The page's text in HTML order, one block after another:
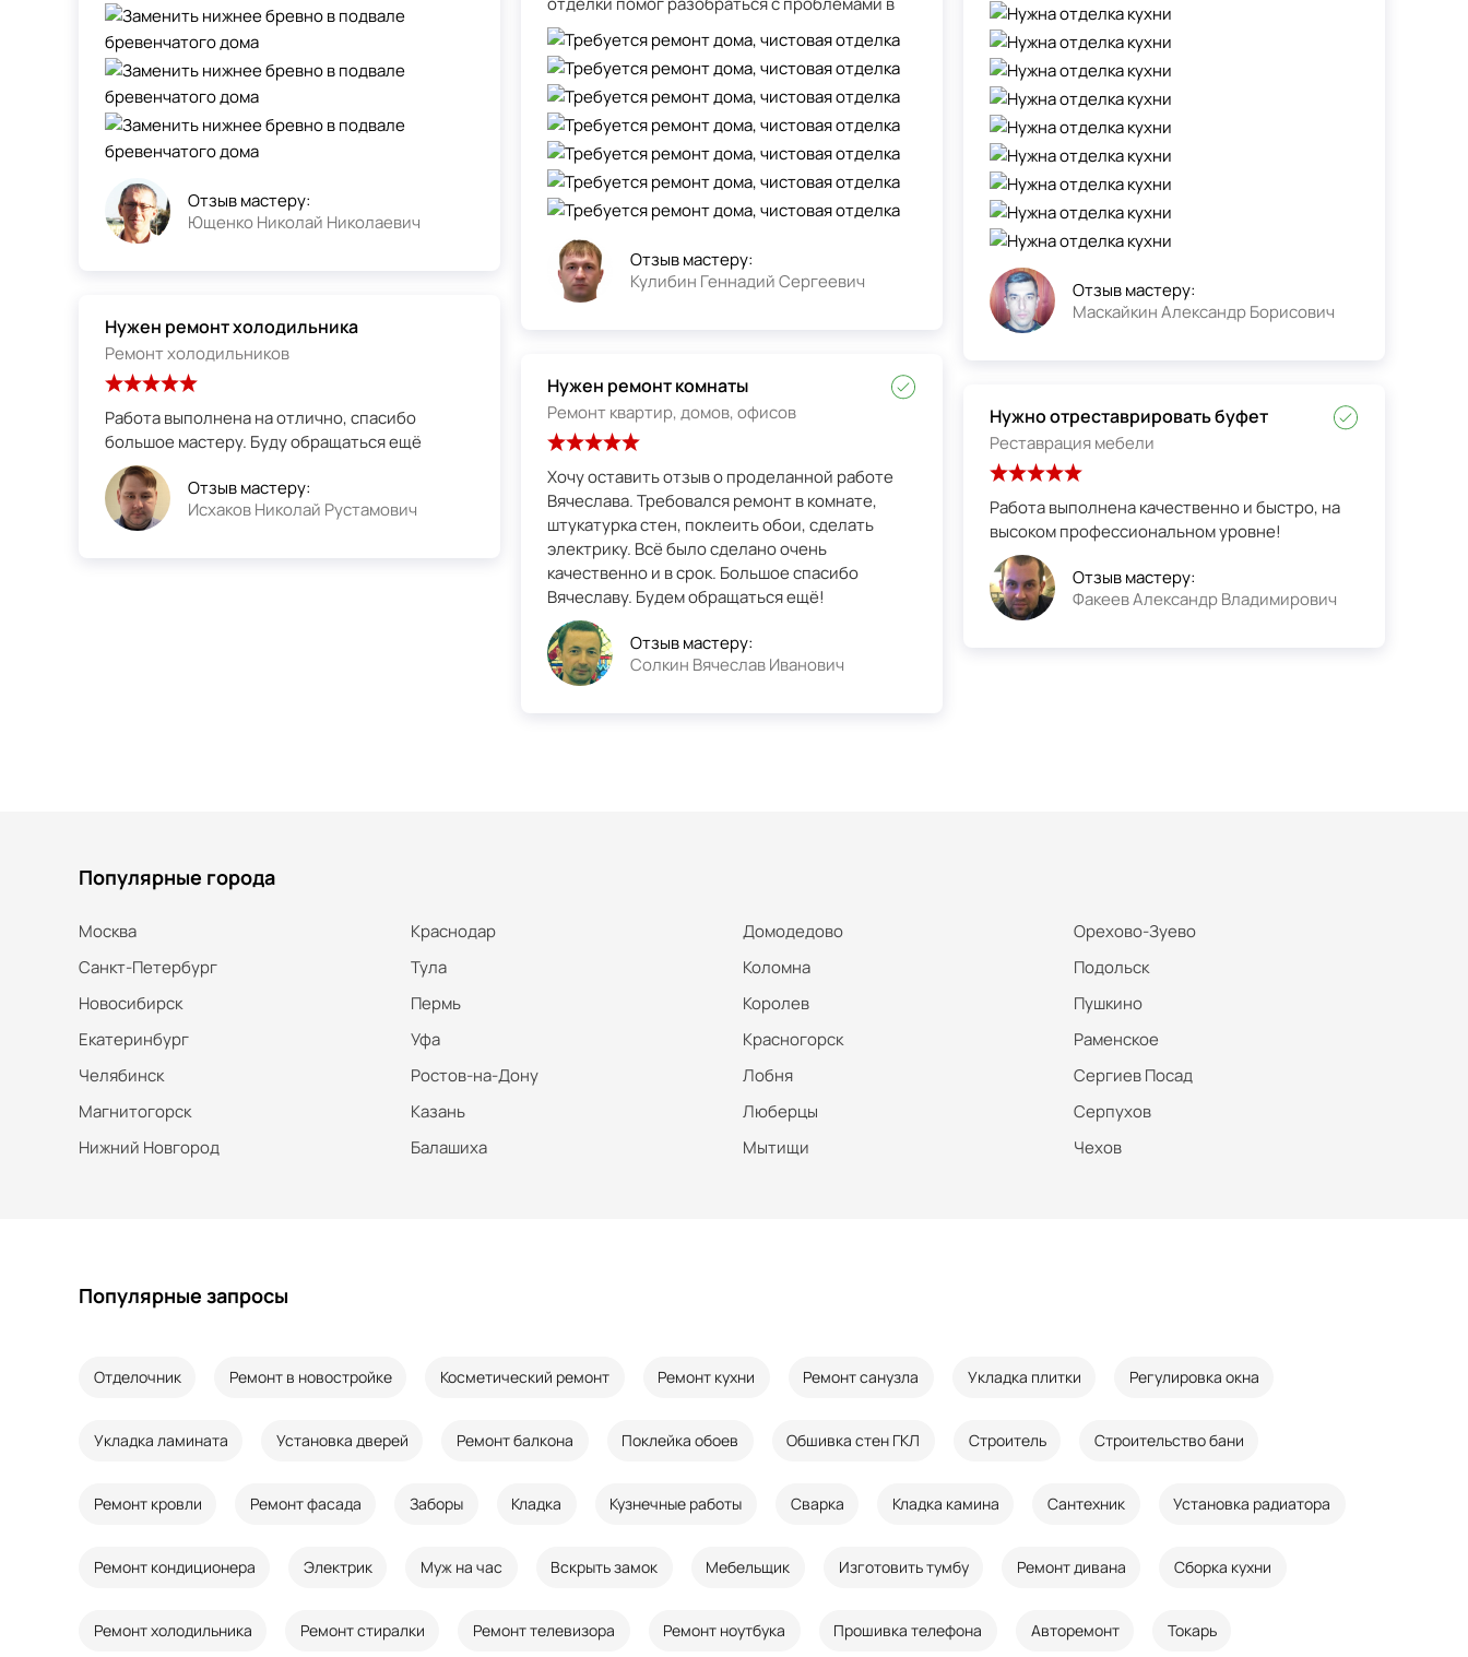
Отзыв мастеру:
Ющенко Николай Николаевич
Нужен ремонт холодильника
Ремонт холодильников
Работа выполнена на отлично, спасибо
большое мастеру. Буду обращаться ещё
Отзыв мастеру:
Исхаков Николай Рустамович
Отзыв мастеру:
Кулибин Геннадий Сергеевич
Нужен ремонт комнаты
Ремонт квартир, домов, офисов
Хочу оставить отзыв о проделанной работе
Вячеслава. Требовался ремонт в комнате,
штукатурка стен, поклеить обои, сделать
электрику. Всё было сделано очень
качественно и в срок. Большое спасибо
Вячеславу. Будем обращаться ещё!
Отзыв мастеру:
Солкин Вячеслав Иванович
Отзыв мастеру:
Маскайкин Александр Борисович
Нужно отреставрировать буфет
Реставрация мебели
Работа выполнена качественно и быстро, на
высоком профессиональном уровне!
Отзыв мастеру:
Факеев Александр Владимирович
Популярные города
Москва
Санкт-Петербург
Новосибирск
Екатеринбург
Челябинск
Магнитогорск
Нижний Новгород
Краснодар
Тула
Пермь
Уфа
Ростов-на-Дону
Казань
Балашиха
Домодедово
Коломна
Королев
Красногорск
Лобня
Люберцы
Мытищи
Орехово-Зуево
Подольск
Пушкино
Раменское
Сергиев Посад
Серпухов
Чехов
Популярные запросы
Отделочник Ремонт в новостройке Косметический ремонт Ремонт кухни Ремонт санузла Укладка плитки Регулировка окна
Укладка ламината Установка дверей Ремонт балкона Поклейка обоев Обшивка стен ГКЛ Строитель Строительство бани
Ремонт кровли Ремонт фасада Заборы Кладка Кузнечные работы Сварка Кладка камина Сантехник Установка радиатора
Ремонт кондиционера Электрик Муж на час Вскрыть замок Мебельщик Изготовить тумбу Ремонт дивана Сборка кухни
Ремонт холодильника Ремонт стиралки Ремонт телевизора Ремонт ноутбука Прошивка телефона Авторемонт Токарь